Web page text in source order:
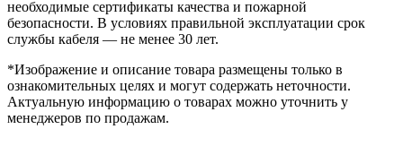
необходимые сертификаты качества и пожарной
безопасности. В условиях правильной эксплуатации срок
службы кабеля — не менее 30 лет.
*Изображение и описание товара размещены только в
ознакомительных целях и могут содержать неточности.
Актуальную информацию о товарах можно уточнить у
менеджеров по продажам.